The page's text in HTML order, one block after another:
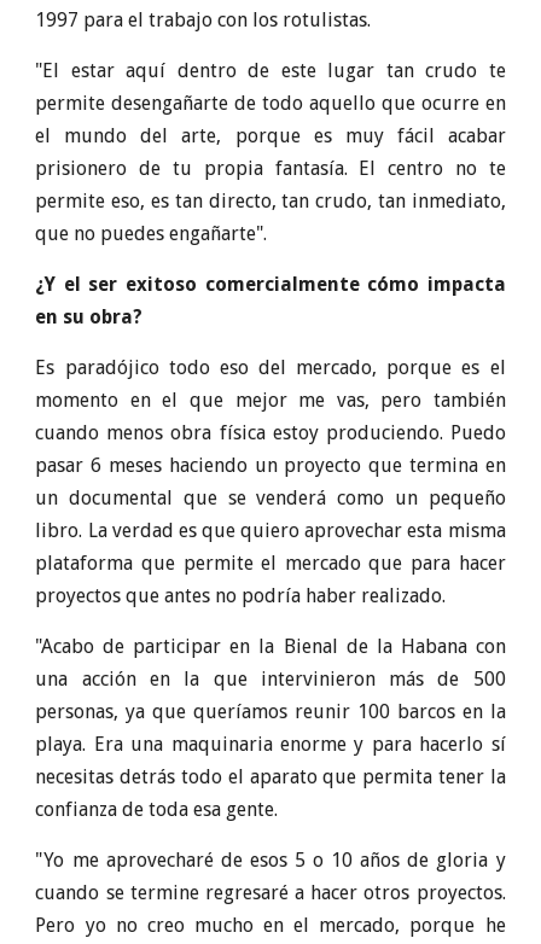
1997 para el trabajo con los rotulistas.
"El estar aquí dentro de este lugar tan crudo te
permite desengañarte de todo aquello que ocurre en
el mundo del arte, porque es muy fácil acabar
prisionero de tu propia fantasía. El centro no te
permite eso, es tan directo, tan crudo, tan inmediato,
que no puedes engañarte".
¿Y el ser exitoso comercialmente cómo impacta
en su obra?
Es paradójico todo eso del mercado, porque es el
momento en el que mejor me vas, pero también
cuando menos obra física estoy produciendo. Puedo
pasar 6 meses haciendo un proyecto que termina en
un documental que se venderá como un pequeño
libro. La verdad es que quiero aprovechar esta misma
plataforma que permite el mercado que para hacer
proyectos que antes no podría haber realizado.
"Acabo de participar en la Bienal de la Habana con
una acción en la que intervinieron más de 500
personas, ya que queríamos reunir 100 barcos en la
playa. Era una maquinaria enorme y para hacerlo sí
necesitas detrás todo el aparato que permita tener la
confianza de toda esa gente.
"Yo me aprovecharé de esos 5 o 10 años de gloria y
cuando se termine regresaré a hacer otros proyectos.
Pero yo no creo mucho en el mercado, porque he